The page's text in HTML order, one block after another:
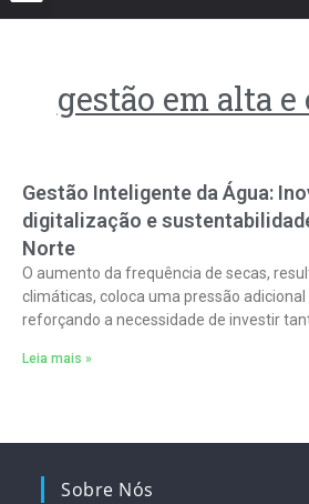
gestão em alta
Gestão Inteligente da Água:
digitalização e
Norte
O aumento da frequência de secas,
climáticas, coloca uma pressão
reforçando a necessidade de investir
Leia mais »
Sobre Nós